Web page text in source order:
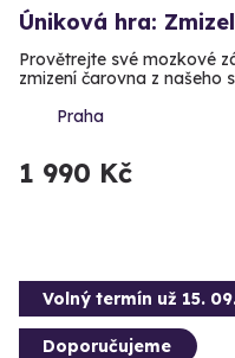
Úniková hra:
Provětrejte své mozkové
zmizení čarovna z našeho
Praha
1 990 Kč
Volný termín už 15.
Doporučujeme